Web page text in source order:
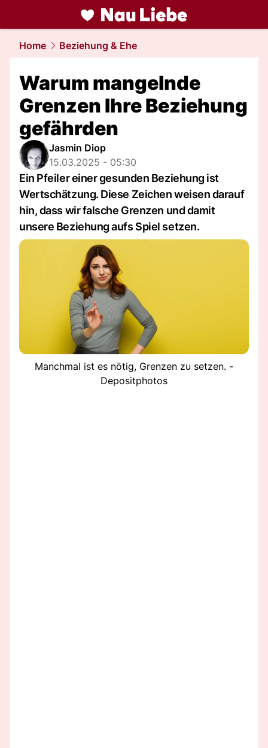
liebe.NAU.ch
Home Beziehung & Ehe
Warum mangelnde
Grenzen Ihre Beziehung
gefährden
Jasmin Diop
15.03.2025 - 05:30
Ein Pfeiler einer gesunden Beziehung ist
Wertschätzung. Diese Zeichen weisen darauf
hin, dass wir falsche Grenzen und damit
unsere Beziehung aufs Spiel setzen.
Manchmal ist es nötig, Grenzen zu setzen. -
Depositphotos